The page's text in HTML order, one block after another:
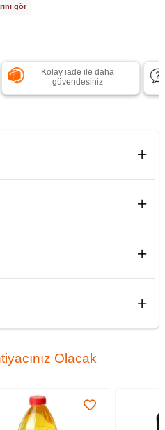
gör
Kolay iade ile daha
güvendesiniz
Olacak